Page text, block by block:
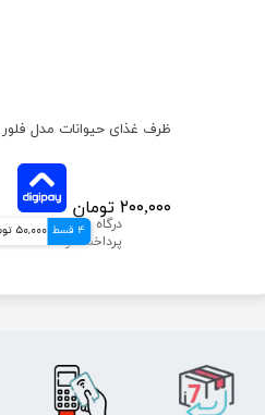
۲۰۰,۰۰۰ تومان
4 قسط 50,000 تومانی